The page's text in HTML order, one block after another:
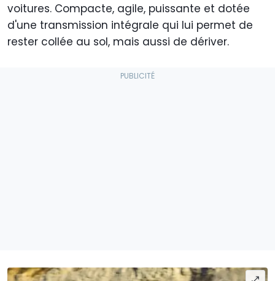
voitures. Compacte, agile, puissante et dotée
d'une transmission intégrale qui lui permet de
rester collée au sol, mais aussi de dériver.